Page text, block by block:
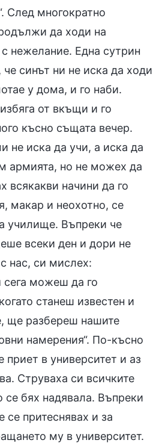
След многократно
да ходи на
нежелание. Една сутрин
синът ни не иска да ходи
у дома, и го наби.
от вкъщи и го
късно същата вечер.
не иска да учи, а иска да
армията, но не можех да
всякакви начини да го
макар и неохотно, се
училище. Въпреки че
всеки ден и дори не
нас, си мислех:
сега можеш да го
станеш известен и
ще разбереш нашите
намерения“. По-късно
приет в университет и аз
Струваха си всичките
се бях надявала. Въпреки
се притеснявах и за
му в университет.